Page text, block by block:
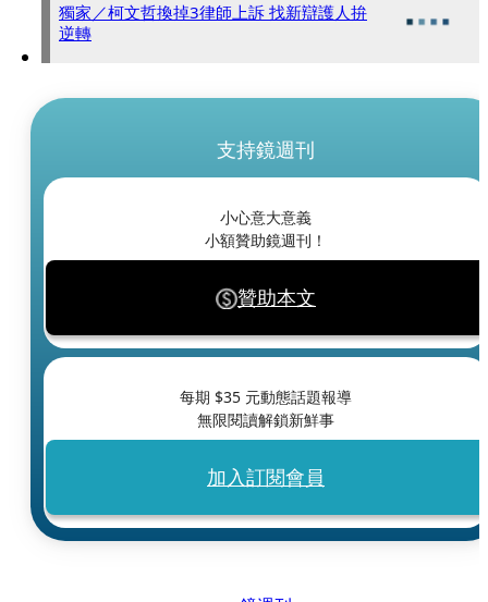
獨家／柯文哲換掉3律師上訴 找新辯護人拚
逆轉
支持鏡週刊
小心意大意義
小額贊助鏡週刊！
贊助本文
每期 $35 元動態話題報導
無限閱讀解鎖新鮮事
加入訂閱會員